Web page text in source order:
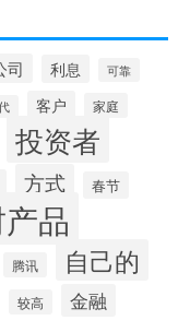
司 利息 可靠
客户 家庭
投资者
方式 春节
品
腾讯 自己的
较高 金融